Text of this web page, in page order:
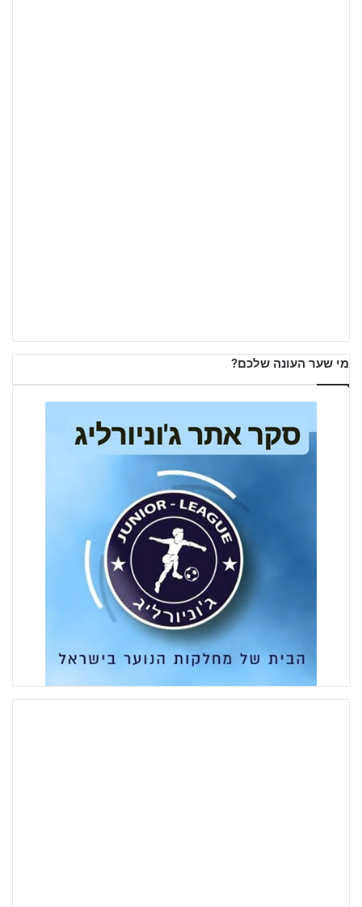
מי שער העונה שלכם?